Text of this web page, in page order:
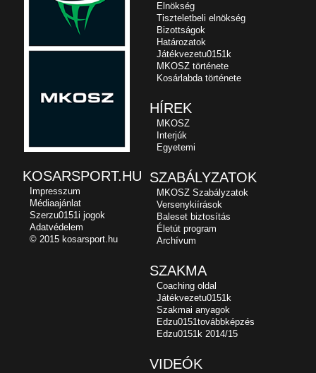
Elnökség
Tiszteletbeli elnökség
Bizottságok
Határozatok
Játékvezetu0151k
MKOSZ története
Kosárlabda története
HÍREK
MKOSZ
Interjúk
Egyetemi
SZABÁLYZATOK
MKOSZ Szabályzatok
Versenykiírások
Baleset biztosítás
Életút program
Archívum
SZAKMA
Coaching oldal
Játékvezetu0151k
Szakmai anyagok
Edzu0151továbbképzés
Edzu0151k 2014/15
VIDEÓK
KOSARSPORT.HU
Impresszum
Médiaajánlat
Szerzu0151i jogok
Adatvédelem
© 2015 kosarsport.hu